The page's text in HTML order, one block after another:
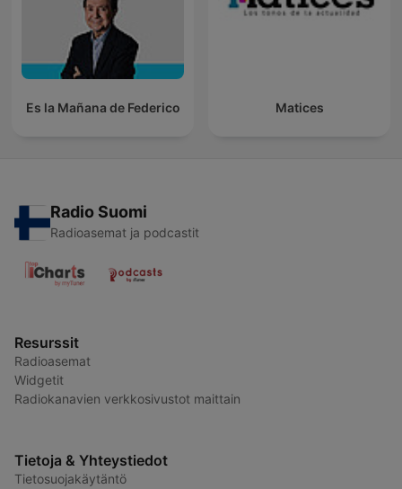
Es la Mañana de Federico Matices
Radio Suomi
Radioasemat ja podcastit
Resurssit
Radioasemat
Widgetit
Radiokanavien verkkosivustot maittain
Tietoja & Yhteystiedot
Tietosuojakäytäntö